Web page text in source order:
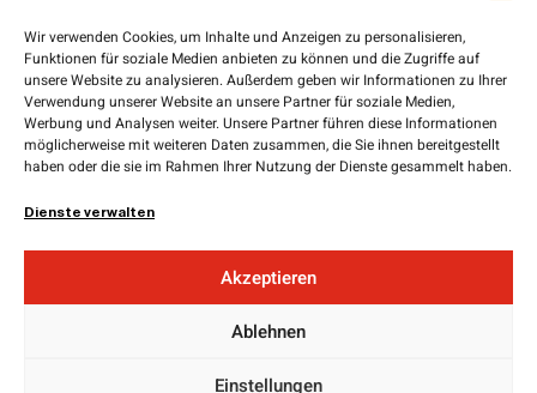
Wir verwenden Cookies, um Inhalte und Anzeigen zu personalisieren,
Funktionen für soziale Medien anbieten zu können und die Zugriffe auf
unsere Website zu analysieren. Außerdem geben wir Informationen zu Ihrer
Verwendung unserer Website an unsere Partner für soziale Medien,
Werbung und Analysen weiter. Unsere Partner führen diese Informationen
möglicherweise mit weiteren Daten zusammen, die Sie ihnen bereitgestellt
haben oder die sie im Rahmen Ihrer Nutzung der Dienste gesammelt haben.
Dienste verwalten
Akzeptieren
Ablehnen
Einstellungen
Landhausplatz 1, 4020 Linz
+43 732 7720-111 00
lh.stelzer@ooe.gv.at
4020 Linz
Landesgeschäftsführer:
Mag. FlorianHiegelsberger
Impressum